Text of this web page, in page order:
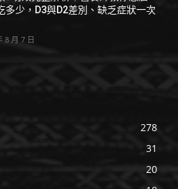
多少，D3與D2差別、缺乏症狀一次
8 月 7 日
278
31
20